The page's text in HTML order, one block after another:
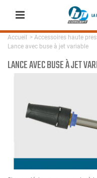
Accueil > Accessoires haute
Lance avec buse à jet variable
LANCE AVEC BUSE À JET